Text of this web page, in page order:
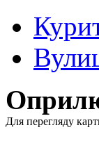
Для перегляду